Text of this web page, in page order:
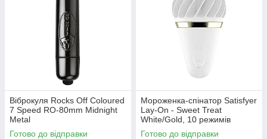
Віброкуля Rocks Off Coloured
7 Speed ​​RO-80mm Midnight
Metal
Готово до відправки
Мороженка-спінатор Satisfyer
Lay-On - Sweet Treat
White/Gold, 10 режимів
роботи, водонепроникний
Готово до відправки